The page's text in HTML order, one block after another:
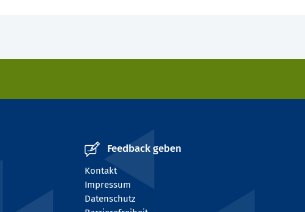
Feedback geben
Kontakt
Impressum
Datenschutz